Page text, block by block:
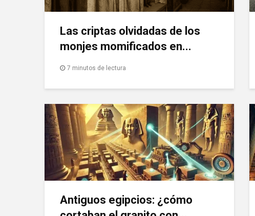
Las criptas olvidadas de los
monjes momificados en...
7 minutos de lectura
Antiguos egipcios: ¿cómo